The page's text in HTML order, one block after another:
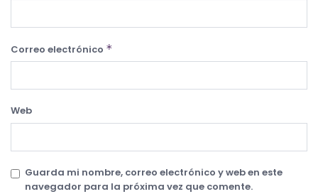
Correo electrónico *
Web
Guarda mi nombre, correo electrónico y web en este
navegador para la próxima vez que comente.